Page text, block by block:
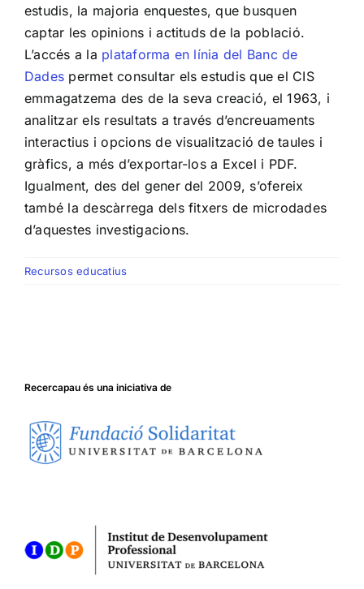
estudis, la majoria enquestes, que busquen
captar les opinions i actituds de la població.
L’accés a la plataforma en línia del Banc de
Dades permet consultar els estudis que el CIS
emmagatzema des de la seva creació, el 1963, i
analitzar els resultats a través d’encreuaments
interactius i opcions de visualització de taules i
gràfics, a més d’exportar-los a Excel i PDF.
Igualment, des del gener del 2009, s’ofereix
també la descàrrega dels fitxers de microdades
d’aquestes investigacions.
Recursos educatius
Recercapau és una iniciativa de